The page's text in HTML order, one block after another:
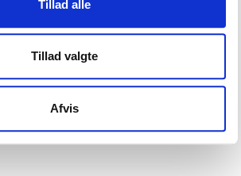
Tillad alle
Tillad valgte
Afvis
8000 Aarhus C